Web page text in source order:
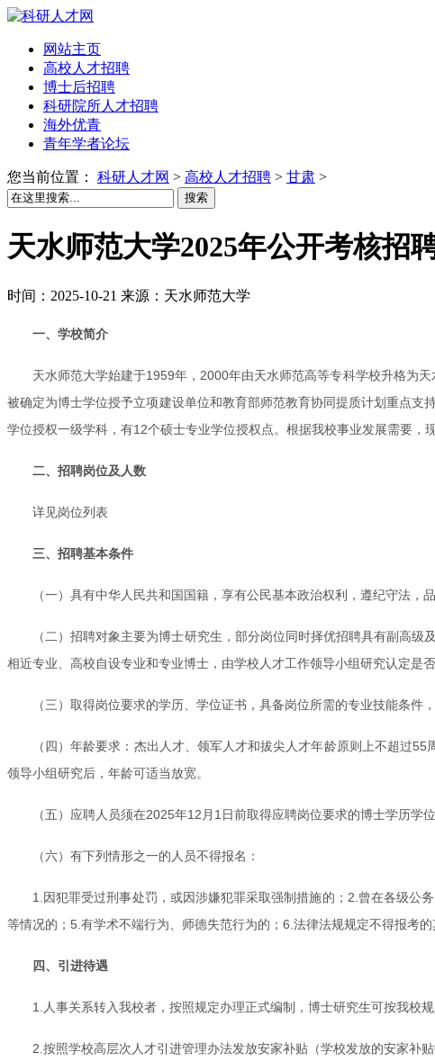
网站主页
高校人才招聘
博士后招聘
科研院所人才招聘
海外优青
青年学者论坛
您当前位置： 科研人才网 > 高校人才招聘 > 甘肃 >
搜索
天水师范大学2025年公开考核招
时间：2025-10-21 来源：天水师范大学
一、学校简介
天水师范大学始建于1959年，2000年由天水师范高等专科学校升格为
被确定为博士学位授予立项建设单位和教育部师范教育协同提质计划重点
学位授权一级学科，有12个硕士专业学位授权点。根据我校事业发展需要，
二、招聘岗位及人数
详见岗位列表
三、招聘基本条件
（一）具有中华人民共和国国籍，享有公民基本政治权利，遵纪守法
（二）招聘对象主要为博士研究生，部分岗位同时择优招聘具有副高
相近专业、高校自设专业和专业博士，由学校人才工作领导小组研究认定是否
（三）取得岗位要求的学历、学位证书，具备岗位所需的专业技能条件
（四）年龄要求：杰出人才、领军人才和拔尖人才年龄原则上不超过
领导小组研究后，年龄可适当放宽。
（五）应聘人员须在2025年12月1日前取得应聘岗位要求的博士学历学
（六）有下列情形之一的人员不得报名：
1.因犯罪受过刑事处罚，或因涉嫌犯罪采取强制措施的；2.曾在各级公
等情况的；5.有学术不端行为、师德失范行为的；6.法律法规规定不得报考的
四、引进待遇
1.人事关系转入我校者，按照规定办理正式编制，博士研究生可按我校
2.按照学校高层次人才引进管理办法发放安家补贴（学校发放的安家补